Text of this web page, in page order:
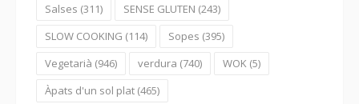
Salses (311) SENSE GLUTEN (243)
SLOW COOKING (114) Sopes (395)
Vegetarià (946) verdura (740) WOK (5)
Àpats d'un sol plat (465)